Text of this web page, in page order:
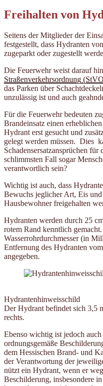
Freihalten von
Seitens der Mitglieder der
festgestellt, dass Hydranten
zugeparkt oder zugestellt
Die Feuerwehr weist darauf
Straßenverkehrsordnung
das Parken über
unzulässig ist und auch
Für die Feuerwehr bedeuten
Brandeinsatz einen
Hydrant erst gesucht und
gelegt werden müssen. Dies
Schadensersatzansprüchen
schlimmsten Fall sogar
verantwortlich sein?
Wichtig ist auch, dass
Bewuchs jeglicher Art, Eis
Hausbewohner freigehalten
Hydranten werden durch 25
rotem Rand kenntlich
Wasserrohrdurchmesser (in
Entfernung des Hydranten
angegeben.
Hydrantenhinweisschild
Der Hydrant befindet sich 3,5
rechts.
Ebenso wichtig ist jedoch
ordnungsgemäße
dem Hessischen Brand- und
der Verantwortung der
nützt ein Hydrant, wenn er
Beschilderung, insbesondere